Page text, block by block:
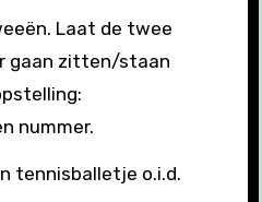
Laat de twee
gaan zitten/staan
nummer.
tennisballetje o.i.d.